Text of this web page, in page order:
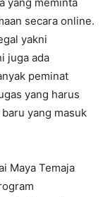
secara online.
yakni
juga ada
peminat
yang harus
yang masuk
Maya Temaja